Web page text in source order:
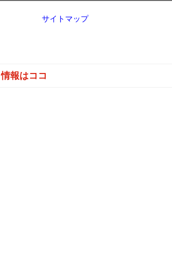
情報はココ
サイトマップ